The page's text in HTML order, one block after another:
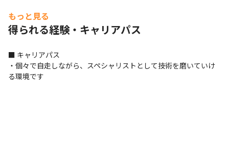
コミュニケーションツール
Slack
Zoom
もっと見る
得られる経験・キャリアパス
■ キャリアパス
・個々で自走しながら、スペシャリストとして技術を磨いていけ
る環境です